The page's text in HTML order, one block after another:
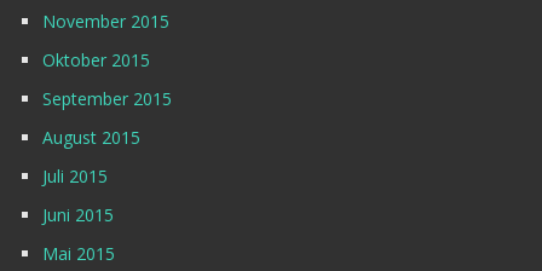
November 2015
Oktober 2015
September 2015
August 2015
Juli 2015
Juni 2015
Mai 2015